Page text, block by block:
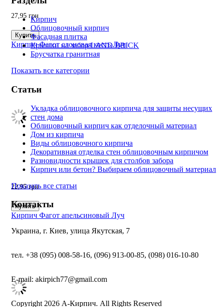
27,95 грн
Купить
Кирпич Фагот слоновая кость Луч
22,95грн
Купить
Кирпич Фагот апельсиновый Луч
Кирпич
Облицовочный кирпич
Фасадная плитка
Крышки на забор LAND BRICK
Брусчатка гранитная
Показать все категории
Статьи
Укладка облицовочного кирпича для защиты несущих
стен дома
Облицовочный кирпич как отделочный материал
Дом из кирпича
Виды облицовочного кирпича
Декоративная отделка стен облицовочным кирпичом
Разновидности крышек для столбов забора
Кирпич или бетон? Выбираем облицовочный материал
Показать все статьи
Контакты
Украина, г. Киев, улица Якутская, 7
тел. +38 (095) 008-58-16, (096) 913-00-85, (098) 016-10-80
E-mail: akirpich77@gmail.com
Copyright 2026 А-Кирпич. All Rights Reserved